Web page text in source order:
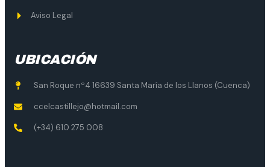
Aviso Legal
UBICACIÓN
San Roque nº4 16639 Santa María de los Llanos (Cuenca)
ccelcastillejo@hotmail.com
(+34) 610 275 008